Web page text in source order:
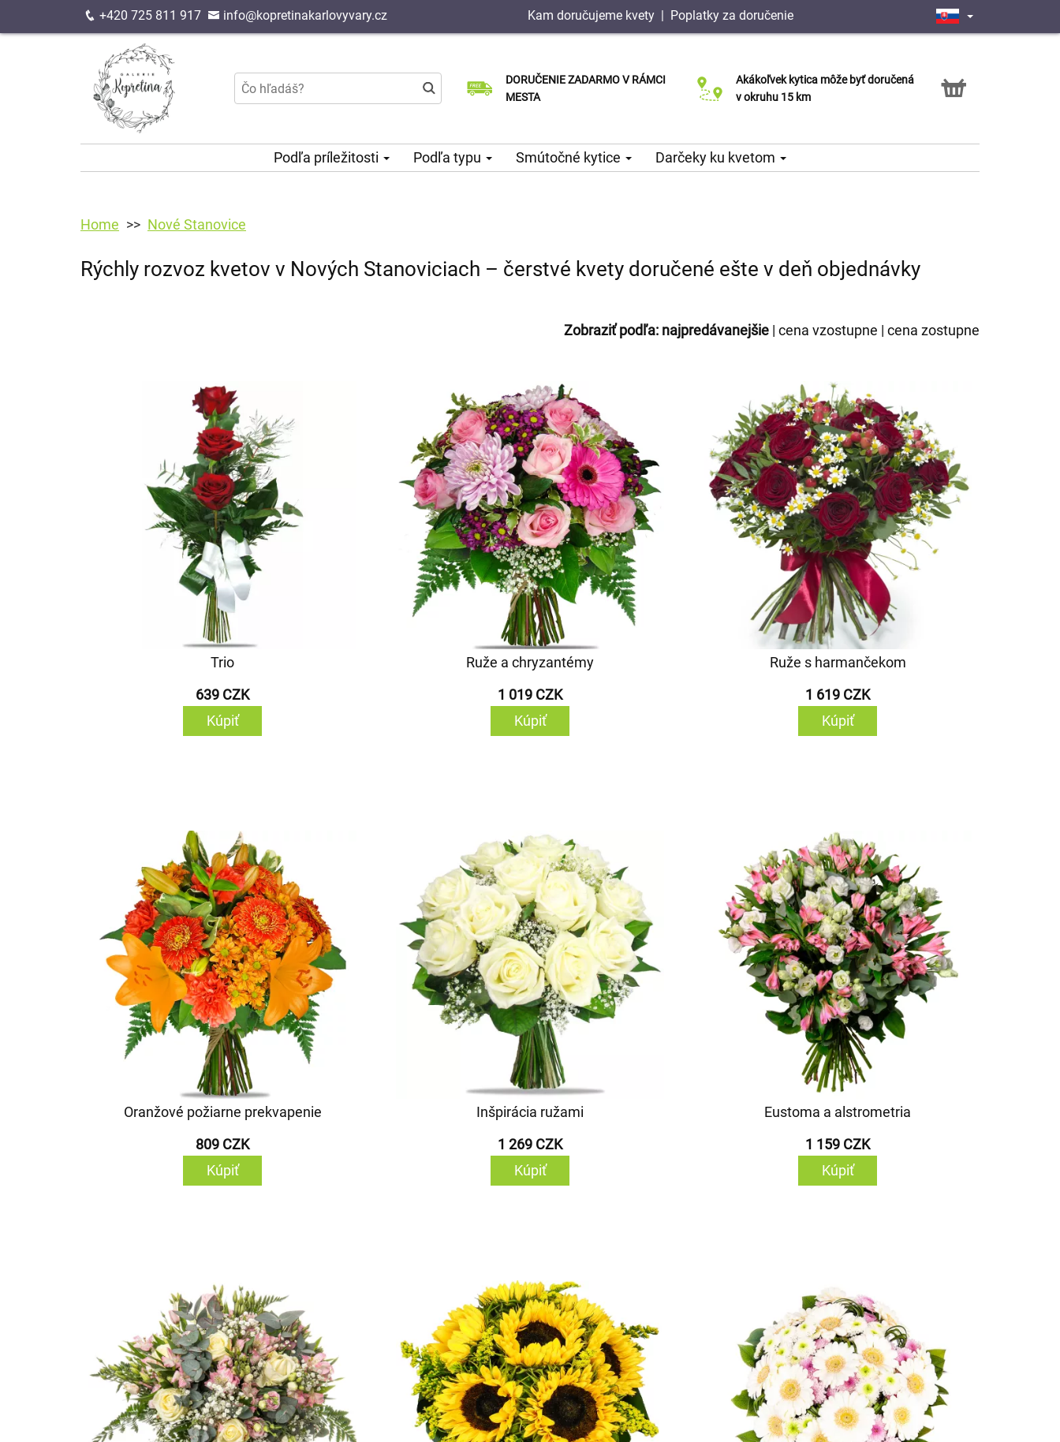
+420 725 811 917 info@kopretinakarlovyvary.cz Kam doručujeme kvety | Poplatky za doručenie
DORUČENIE ZADARMO V RÁMCI
MESTA
Akákoľvek kytica môže byť doručená
v okruhu 15 km
Služba Click & Collect
Podľa príležitosti Podľa typu Smútočné kytice Darčeky ku kvetom
Home Nové Stanovice
Rýchly rozvoz kvetov v Nových Stanoviciach – čerstvé kvety doručené ešte v deň objednávky
Zobraziť podľa: najpredávanejšie | cena vzostupne | cena zostupne
Trio
639 CZK
Kúpiť
Ruže a chryzantémy
1 019 CZK
Kúpiť
Ruže s harmančekom
1 619 CZK
Kúpiť
Oranžové požiarne prekvapenie
809 CZK
Kúpiť
Inšpirácia ružami
1 269 CZK
Kúpiť
Eustoma a alstrometria
1 159 CZK
Kúpiť